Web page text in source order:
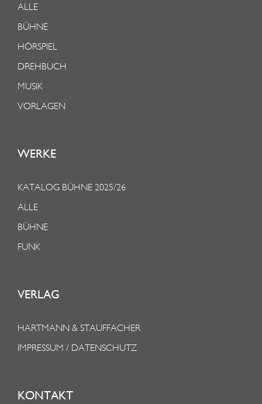
ALLE
BÜHNE
HÖRSPIEL
DREHBUCH
MUSIK
VORLAGEN
WERKE
KATALOG BÜHNE 2025/26
ALLE
BÜHNE
FUNK
VERLAG
HARTMANN & STAUFFACHER
IMPRESSUM / DATENSCHUTZ
KONTAKT